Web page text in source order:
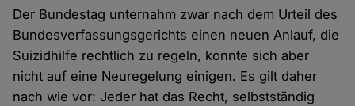
Der Bundestag unternahm zwar nach dem Urteil des
Bundesverfassungsgerichts einen neuen Anlauf, die
Suizidhilfe rechtlich zu regeln, konnte sich aber
nicht auf eine Neuregelung einigen. Es gilt daher
nach wie vor: Jeder hat das Recht, selbstständig